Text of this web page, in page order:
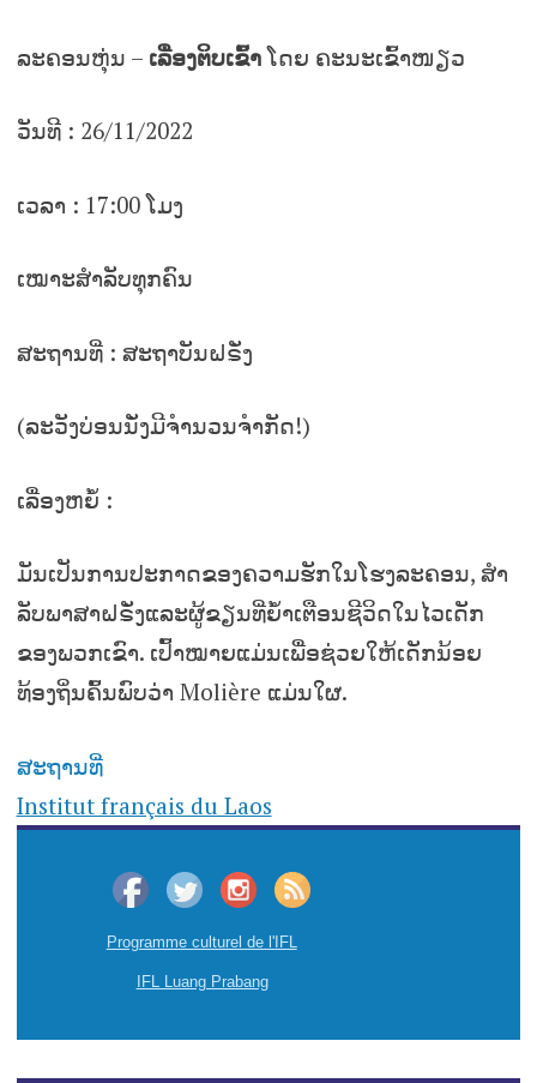
ລະຄອນຫຸ່ນ – ເລື່ອງຕິບເຂົ້າໂດຍ ຄະນະເຂົ້າໜຽວ
ວັນທີ : 26/11/2022
ເວລາ : 17:00 ໂມງ
ເໝາະສຳລັບທຸກຄົນ
ສະຖານທີ່ : ສະຖາບັນຝຣັ່ງ
(ລະວັງບ່ອນນັ່ງມີຈໍານວນຈຳກັດ!)
ເລື່ອງຫຍໍ້ :
ມັນເປັນການປະກາດຂອງຄວາມຮັກໃນໂຮງລະຄອນ, ສໍາ
ລັບພາສາຝຣັ່ງແລະຜູ້ຂຽນທີ່ຍ້ຳເຕືອນຊີວິດໃນໄວເດັກ
ຂອງພວກເຂົາ. ເປົ້າໝາຍແມ່ນເພື່ອຊ່ວຍໃຫ້ເດັກນ້ອຍ
ທ້ອງຖິ່ນຄົ້ນພົບວ່າ Molière ແມ່ນໃຜ.
ສະຖານທີ່
Institut français du Laos
Programme culturel de l'IFL
IFL Luang Prabang